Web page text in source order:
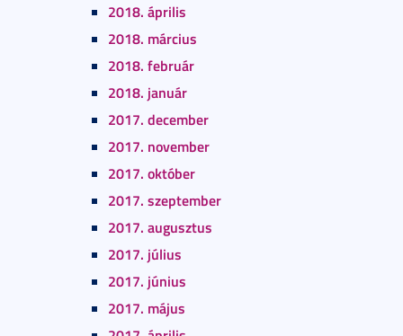
2018. április
2018. március
2018. február
2018. január
2017. december
2017. november
2017. október
2017. szeptember
2017. augusztus
2017. július
2017. június
2017. május